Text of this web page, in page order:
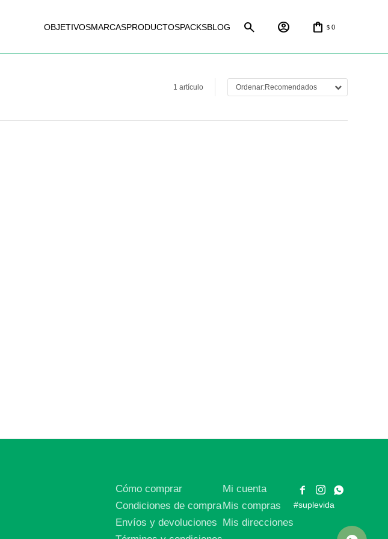
OBJETIVOSMARCASPRODUCTOSPACKSBLOG $ 0
1 artículo Recomendados
Cómo comprar
Condiciones de compra
Envíos y devoluciones
Mi cuenta
Mis compras
Mis direcciones
 

#suplevida